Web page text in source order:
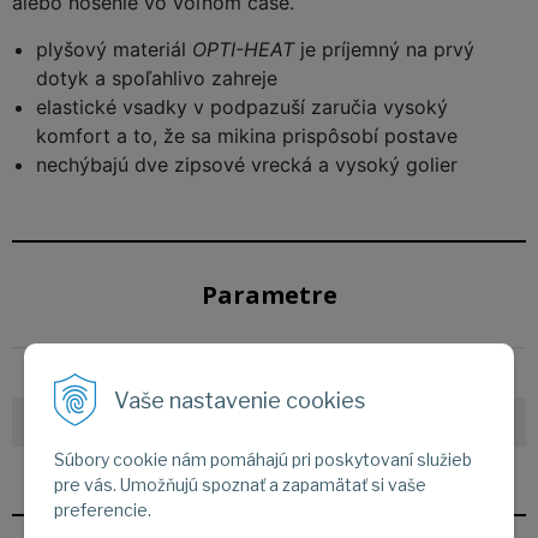
Vaše nastavenie cookies
Súbory cookie nám pomáhajú pri poskytovaní služieb
pre vás. Umožňujú spoznať a zapamätať si vaše
preferencie.
plyšový materiál OPTI-HEATje príjemný na prvý
dotyk a spoľahlivo zahreje
elastické vsadky v podpazuší zaručia vysoký
komfort a to, že sa mikina prispôsobí postave
nechýbajú dve zipsové vrecká a vysoký golier
Parametre
Aktivity
Pohlavie
Podľa značky KILPI